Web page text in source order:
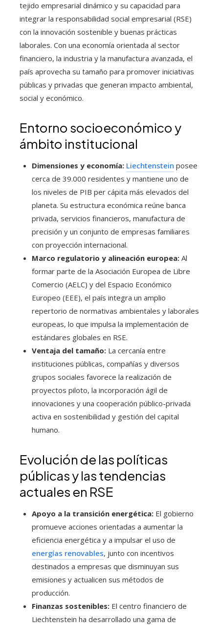
tejido empresarial dinámico y su capacidad para
integrar la responsabilidad social empresarial (RSE)
con la innovación sostenible y buenas prácticas
laborales. Con una economía orientada al sector
financiero, la industria y la manufactura avanzada, el
país aprovecha su tamaño para promover iniciativas
públicas y privadas que generan impacto ambiental,
social y económico.
Entorno socioeconómico y
ámbito institucional
Dimensiones y economía: Liechtenstein posee
cerca de 39.000 residentes y mantiene uno de
los niveles de PIB per cápita más elevados del
planeta. Su estructura económica reúne banca
privada, servicios financieros, manufactura de
precisión y un conjunto de empresas familiares
con proyección internacional.
Marco regulatorio y alineación europea: Al
formar parte de la Asociación Europea de Libre
Comercio (AELC) y del Espacio Económico
Europeo (EEE), el país integra un amplio
repertorio de normativas ambientales y laborales
europeas, lo que impulsa la implementación de
estándares globales en RSE.
Ventaja del tamaño: La cercanía entre
instituciones públicas, compañías y diversos
grupos sociales favorece la realización de
proyectos piloto, la incorporación ágil de
innovaciones y una cooperación público-privada
activa en sostenibilidad y gestión del capital
humano.
Evolución de las políticas
públicas y las tendencias
actuales en RSE
Apoyo a la transición energética: El gobierno
promueve acciones orientadas a aumentar la
eficiencia energética y a impulsar el uso de
energías renovables, junto con incentivos
destinados a empresas que disminuyan sus
emisiones y actualicen sus métodos de
producción.
Finanzas sostenibles: El centro financiero de
Liechtenstein ha desarrollado una gama de